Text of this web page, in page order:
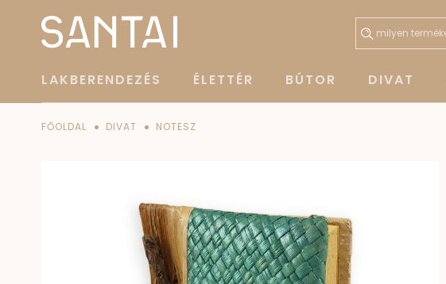
LAKBERENDEZÉS ÉLETTÉR BÚTOR DIVAT
FŐOLDAL DIVAT NOTESZ